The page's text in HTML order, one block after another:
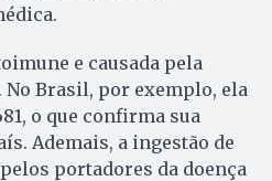
e causada pela
Brasil, por exemplo, ela
o que confirma sua
Ademais, a ingestão de
portadores da doença